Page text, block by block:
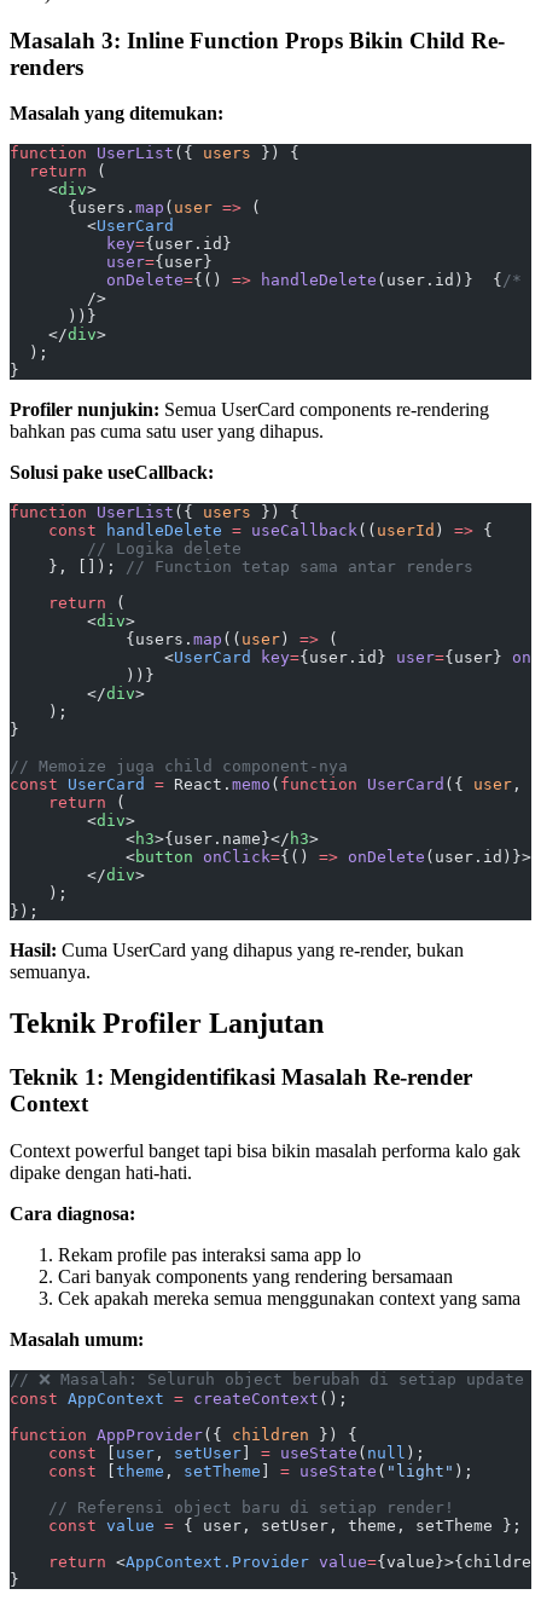
Masalah 3: Inline Function Props Bikin Child Re-
renders
Masalah yang ditemukan:
function UserList ({ users }) {
  return
(
    <
div>
      {users.
map ( user => (
        <
UserCard
          key
={user.id}
          user
={user}
          onDelete
={() => handleDelete (user.id)}  { /*
        />
      ))}
    </
div>
  );
}
Profiler nunjukin: Semua UserCard components re-rendering
bahkan pas cuma satu user yang dihapus.
Solusi pake useCallback:
function UserList ({ users }) {
    const
handleDelete = useCallback(( userId ) => {
        // Logika delete
    }, []);
// Function tetap sama antar renders
    return
(
        <
div>
            {users.
map (( user ) => (
                <
UserCard key={user.id} user={user}
            ))}
        </
div>
    );
}
// Memoize juga child component-nya
const UserCard = React. memo ( function UserCard ({ user ,
    return
(
        <
div>
            <
h3>{user.name}</ h3>
            <
button onClick={() => onDelete
        </
div>
    );
});
Hasil: Cuma UserCard yang dihapus yang re-render, bukan
semuanya.
Teknik Profiler Lanjutan
Teknik 1: Mengidentifikasi Masalah Re-render
Context
Context powerful banget tapi bisa bikin masalah performa kalo gak
dipake dengan hati-hati.
Cara diagnosa:
Rekam profile pas interaksi sama app lo
Cari banyak components yang rendering bersamaan
Cek apakah mereka semua menggunakan context yang sama
Masalah umum:
// ❌ Masalah: Seluruh object berubah di setiap update
const AppContext = createContext ();
function AppProvider({ children }) {
    const
user , setUser = useState ( null );
    const
theme , setTheme = useState ( "light" );
    // Referensi object baru di setiap render!
    const
value = { user, setUser, theme, setTheme };
    return
<AppContext.Provider value=
}